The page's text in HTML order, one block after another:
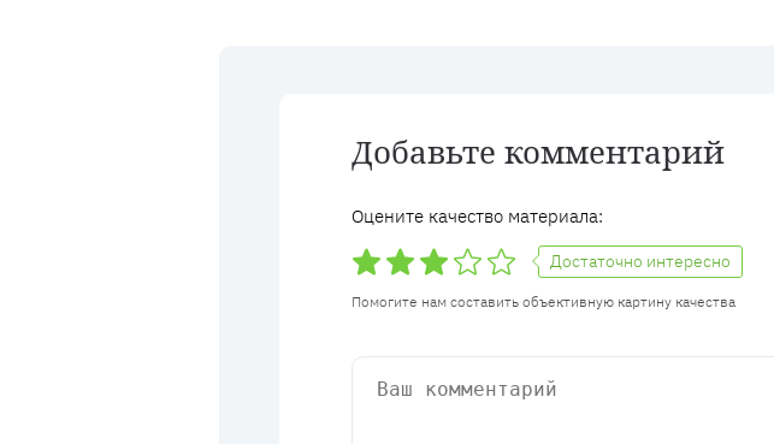
Добавьте комментарий
Оцените качество материала:
Достаточно интересно
Помогите нам составить объективную картину качества